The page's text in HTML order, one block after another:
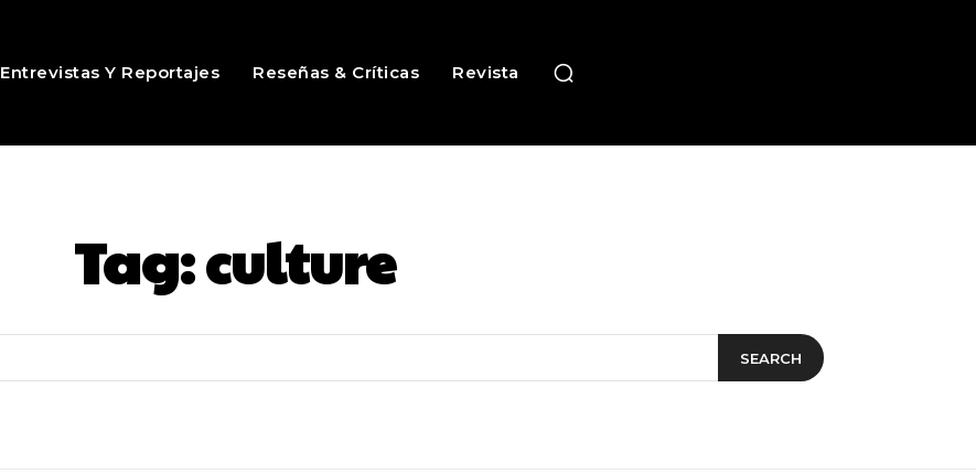
Entrevistas Y Reportajes Reseñas & Críticas Revista
Tag:culture
SEARCH